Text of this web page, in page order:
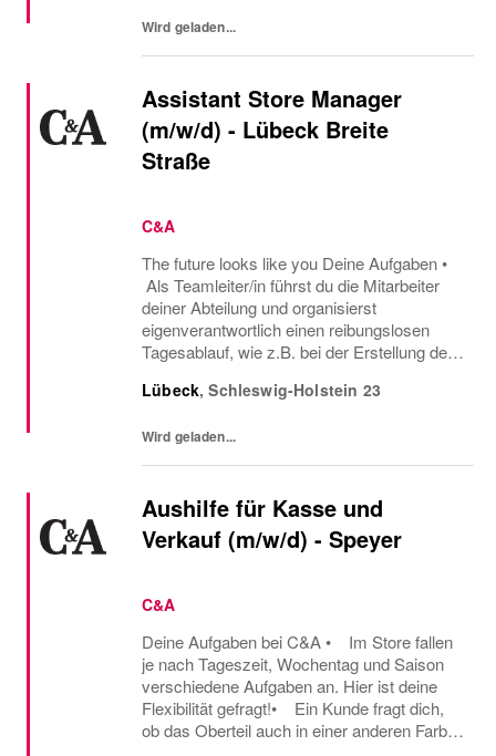
Wird geladen...
Assistant Store Manager
(m/w/d) - Lübeck Breite
Straße
C&A
The future looks like you Deine Aufgaben •
Als Teamleiter/in führst du die Mitarbeiter
deiner Abteilung und organisierst
eigenverantwortlich einen reibungslosen
Tagesablauf, wie z.B. bei der Erstellung der
Warenmanagement. • Wenn es ums
Lübeck,Schleswig-Holstein 23
Wird geladen...
Aushilfe für Kasse und
Verkauf (m/w/d) - Speyer
C&A
Deine Aufgaben bei C&A • Im Store fallen
je nach Tageszeit, Wochentag und Saison
verschiedene Aufgaben an. Hier ist deine
Flexibilität gefragt!• Ein Kunde fragt dich,
ob das Oberteil auch in einer anderen Farbe